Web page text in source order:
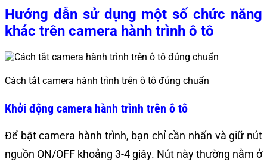
Hướng dẫn sử dụng một số chức năng
khác trên camera hành trình ô tô
Cách tắt camera hành trình trên ô tô đúng chuẩn
Khởi động camera hành trình trên ô tô
Để bật camera hành trình, bạn chỉ cần nhấn và giữ nút
nguồn ON/OFF khoảng 3-4 giây. Nút này thường nằm ở